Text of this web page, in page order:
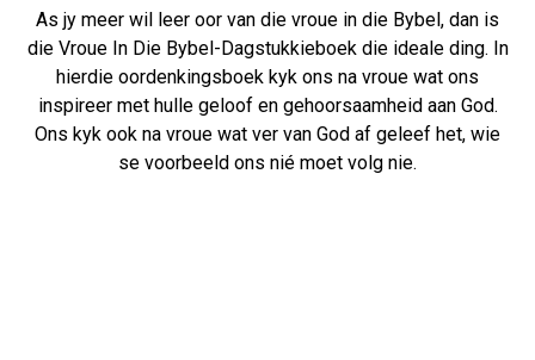
As jy meer wil leer oor van die vroue in die Bybel, dan is
die Vroue In Die Bybel-Dagstukkieboek die ideale ding. In
hierdie oordenkingsboek kyk ons na vroue wat ons
inspireer met hulle geloof en gehoorsaamheid aan God.
Ons kyk ook na vroue wat ver van God af geleef het, wie
se voorbeeld ons nié moet volg nie.